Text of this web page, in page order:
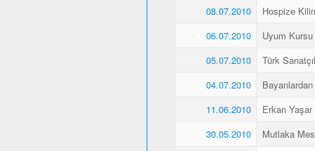
08.07.2010
Hospize
06.07.2010
Uyum
05.07.2010
Türk
04.07.2010
11.06.2010
Erkan Yaşar
30.05.2010
Mutlaka